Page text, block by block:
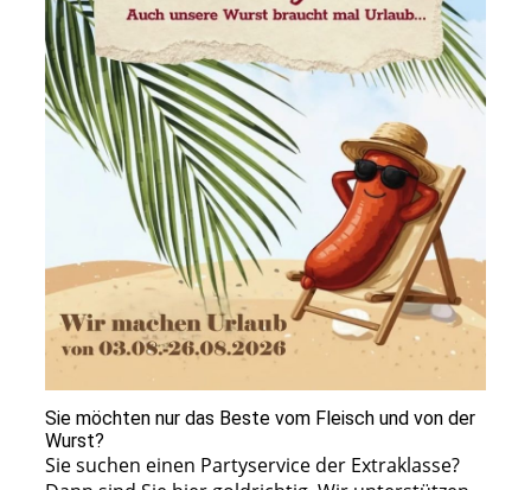
Sie möchten nur das Beste vom Fleisch und von der
Wurst?
Sie suchen einen Partyservice der Extraklasse?